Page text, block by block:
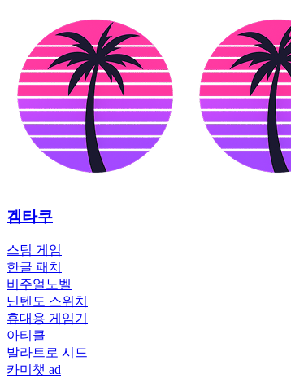
겜타쿠
스팀 게임
한글 패치
비주얼노벨
닌텐도 스위치
휴대용 게임기
아티클
발라트로 시드
카미챗 ad